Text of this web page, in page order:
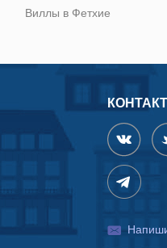
Виллы в Фетхие